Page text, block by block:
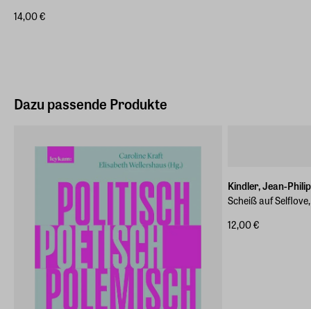
14,00 €
Dazu passende Produkte
Kindler, Jean-
Scheiß auf
12,00 €